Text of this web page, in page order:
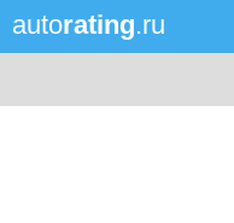
autorating.ru